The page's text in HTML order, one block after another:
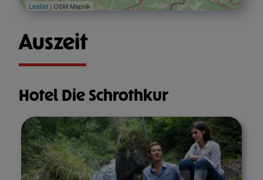
Leaflet| OSM Mapnik
Auszeit
Hotel Die Schrothkur